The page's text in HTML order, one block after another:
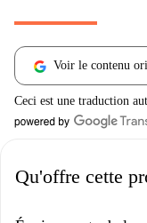
Voir le contenu
Ceci est une traduction
Qu'offre cette